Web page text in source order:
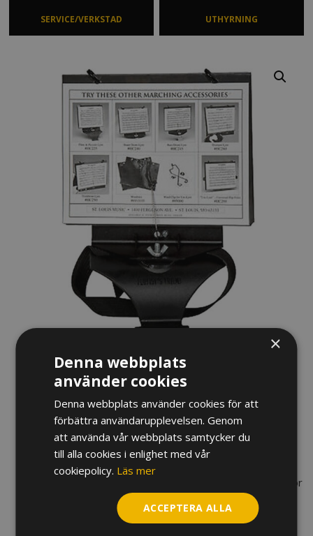
SERVICE/VERKSTAD UTHYRNING
NOTHÅLLARE DEG FLUTIST
FRIEND TVÄRFLÖJT HC225
kr
En smidig, smart och bekväm nothållare för tvärflöjt.
Levereras med 5 st plastfickor. Vill man ha fler plastfickor
kan dessa köpas separat.
×
Denna webbplats
använder cookies
Denna webbplats använder cookies för att
förbättra användarupplevelsen. Genom
att använda vår webbplats samtycker du
till alla cookies i enlighet med vår
cookiepolicy. Läs mer
ACCEPTERA ALLA